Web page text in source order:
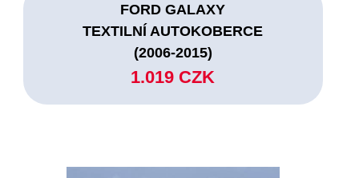
FORD GALAXY
TEXTILNÍ AUTOKOBERCE
(2006-2015)
1.019 CZK